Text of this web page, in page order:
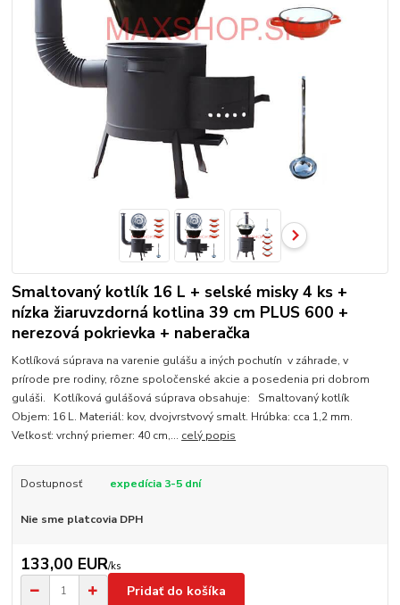
Smaltovaný kotlík 16 L + selské misky 4 ks +
nízka žiaruvzdorná kotlina 39 cm PLUS 600 +
nerezová pokrievka + naberačka
Kotlíková súprava na varenie gulášu a iných pochutín v záhrade, v
prírode pre rodiny, rôzne spoločenské akcie a posedenia pri dobrom
guláši. Kotlíková gulášová súprava obsahuje: Smaltovaný kotlík
Objem: 16 L. Materiál: kov, dvojvrstvový smalt. Hrúbka: cca 1,2 mm.
Veľkosť: vrchný priemer: 40 cm,... celý popis
Dostupnosť expedícia 3-5 dní
Nie sme platcovia DPH
133,00 EUR/ks
Pridať do košíka